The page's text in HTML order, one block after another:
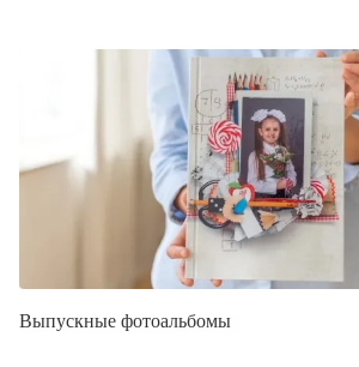
Выпускные фотоальбомы